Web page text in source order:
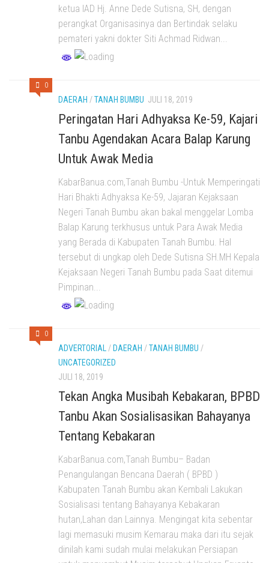
ketua IAD Hj. Anne Dede Sutisna, SH, dengan
perangkat Organisasinya dan Bertindak selaku
pemateri yakni dokter Siti Achmad Ridwan...
0
DAERAH /TANAH BUMBU JULI 18, 2019
Peringatan Hari Adhyaksa Ke-59, Kajari
Tanbu Agendakan Acara Balap Karung
Untuk Awak Media
KabarBanua.com,Tanah Bumbu -Untuk Memperingati
Hari Bhakti Adhyaksa Ke-59, Jajaran Kejaksaan
Negeri Tanah Bumbu akan bakal menggelar Lomba
Balap Karung terkhusus untuk Para Awak Media
yang Berada di Kabupaten Tanah Bumbu. Hal
tersebut di ungkap oleh Dede Sutisna SH.MH Kepala
Kejaksaan Negeri Tanah Bumbu pada Saat ditemui
Pimpinan...
0
ADVERTORIAL/ DAERAH /TANAH BUMBU /
UNCATEGORIZED
JULI 18, 2019
Tekan Angka Musibah Kebakaran, BPBD
Tanbu Akan Sosialisasikan Bahayanya
Tentang Kebakaran
KabarBanua.com,Tanah Bumbu– Badan
Penangulangan Bencana Daerah ( BPBD )
Kabupaten Tanah Bumbu akan Kembali Lakukan
Sosialisasi tentang Bahayanya Kebakaran
hutan,Lahan dan Lainnya. Mengingat kita sebentar
lagi memasuki musim Kemarau maka dari itu sejak
dinilah kami sudah mulai melakukan Persiapan